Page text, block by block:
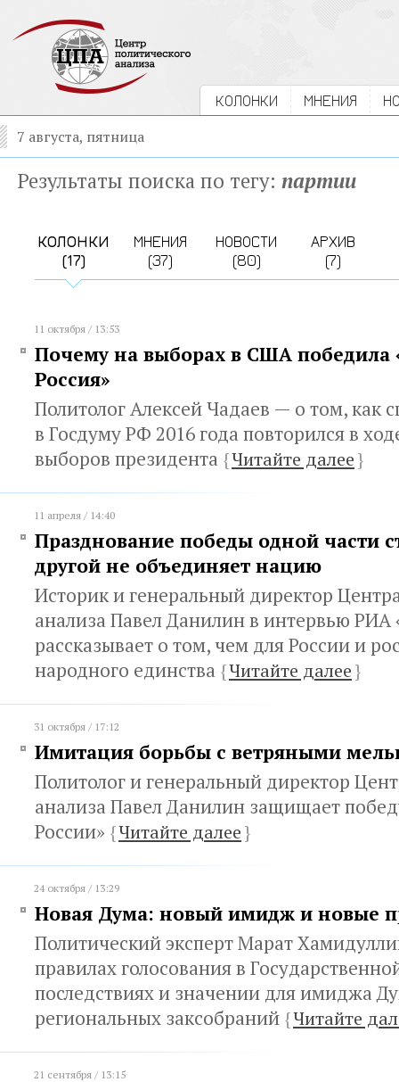
КОЛОНКИ МНЕНИЯ
7 августа, пятница
Результаты поиска по тегу: партии
КОЛОНКИ
(17)
МНЕНИЯ
(37)
НОВОСТИ
(80)
АРХИВ
(7)
11 октября / 13:53
Почему на выборах в США победила
Россия»
Политолог Алексей Чадаев — о том, как
в Госдуму РФ 2016 года повторился в
выборов президента {Читайте далее}
11 апреля / 14:40
Празднование победы одной части
другой не объединяет нацию
Историк и генеральный директор
анализа Павел Данилин в интервью РИА
рассказывает о том, чем для России и
народного единства {Читайте далее}
31 октября / 17:12
Имитация борьбы с ветряными
Политолог и генеральный директор
анализа Павел Данилин защищает
России» {Читайте далее}
24 октября / 13:29
Новая Дума: новый имидж и новые
Политический эксперт Марат
правилах голосования в
последствиях и значении для имиджа
региональных заксобраний {Читайте
21 сентября / 13:15